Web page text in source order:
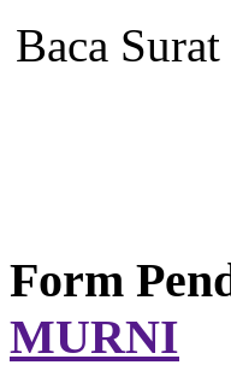
Baca Surat
Form
MURNI